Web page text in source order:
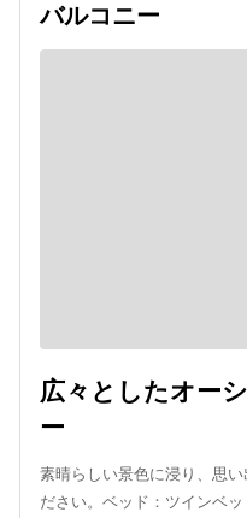
バルコニー
広々としたオー
ー
素晴らしい景色に浸り、思
ださい。ベッド：ツインベ